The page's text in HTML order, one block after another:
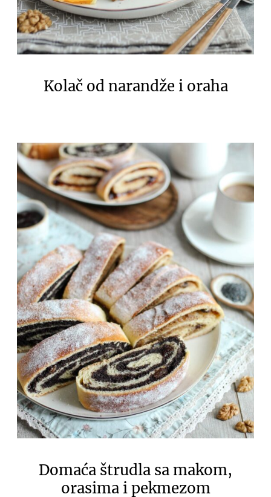
Kolač od narandže i oraha
Domaća štrudla sa makom,
orasima i pekmezom